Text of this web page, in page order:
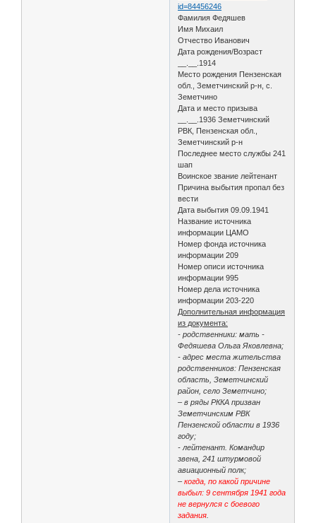
id=84456246
Фамилия Федяшев
Имя Михаил
Отчество Иванович
Дата рождения/Возраст
__.__.1914
Место рождения Пензенская
обл., Земетчинский р-н, с.
Земетчино
Дата и место призыва
__.__.1936 Земетчинский
РВК, Пензенская обл.,
Земетчинский р-н
Последнее место службы 241
шап
Воинское звание лейтенант
Причина выбытия пропал без
вести
Дата выбытия 09.09.1941
Название источника
информации ЦАМО
Номер фонда источника
информации 209
Номер описи источника
информации 995
Номер дела источника
информации 203-220
Дополнительная информация
из документа:
- родственники: мать -
Федяшева Ольга Яковлевна;
- адрес места жительства
родственников: Пензенская
область, Земетчинский
район, село Земетчино;
– в ряды РККА призван
Земетчинским РВК
Пензенской области в 1936
году;
- лейтенант. Командир
звена, 241 штурмовой
авиационный полк;
–когда, по какой причине
выбыл: 9 сентября 1941 года
не вернулся с боевого
задания